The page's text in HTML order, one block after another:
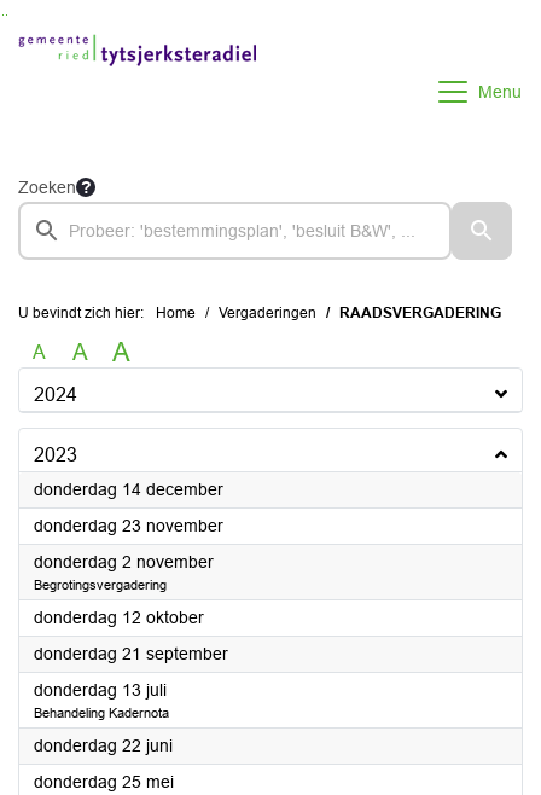
Menu
Zoeken
U bevindt zich hier: Home Vergaderingen RAADSVERGADERING
A A A
2024
2023
donderdag 14 december2023
donderdag 23 november2023
donderdag 2 november2023
Begrotingsvergadering
donderdag 12 oktober2023
donderdag 21 september2023
donderdag 13 juli2023
Behandeling Kadernota
donderdag 22 juni2023
donderdag 25 mei2023